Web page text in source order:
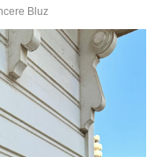
Bluz